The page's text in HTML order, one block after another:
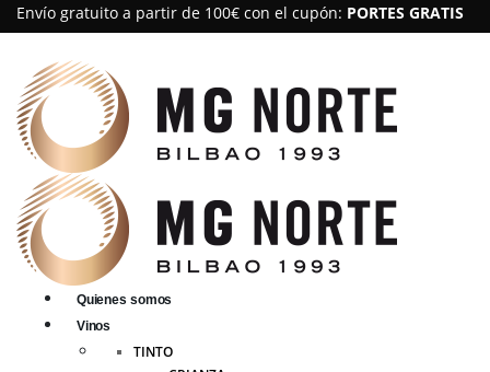
Envío gratuito a partir de 100€ con el cupón: PORTES GRATIS
Quienes somos
Vinos
TINTO